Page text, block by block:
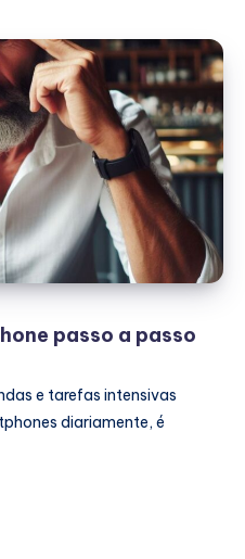
passo a passo
e tarefas intensivas
diariamente, é